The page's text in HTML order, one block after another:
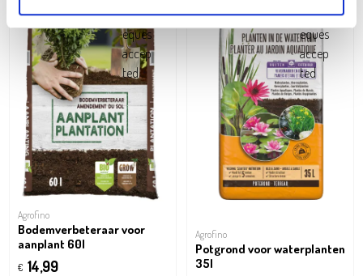
Agrofino
Bodemverbeteraar voor
aanplant 60l
€ 14,99
Agrofino
Potgrond voor waterplanten
35l